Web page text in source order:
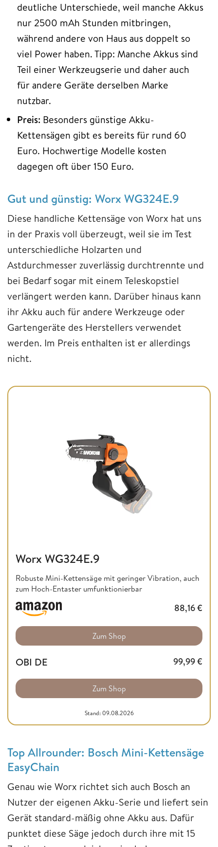
deutliche Unterschiede, weil manche Akkus
nur 2500 mAh Stunden mitbringen,
während andere von Haus aus doppelt so
viel Power haben. Tipp: Manche Akkus sind
Teil einer Werkzeugserie und daher auch
für andere Geräte derselben Marke
nutzbar.
Preis: Besonders günstige Akku-
Kettensägen gibt es bereits für rund 60
Euro. Hochwertige Modelle kosten
dagegen oft über 150 Euro.
Gut und günstig: Worx WG324E.9
Diese handliche Kettensäge von Worx hat uns
in der Praxis voll überzeugt, weil sie im Test
unterschiedliche Holzarten und
Astdurchmesser zuverlässig durchtrennte und
bei Bedarf sogar mit einem Teleskopstiel
verlängert werden kann. Darüber hinaus kann
ihr Akku auch für andere Werkzeuge oder
Gartengeräte des Herstellers verwendet
werden. Im Preis enthalten ist er allerdings
nicht.
Worx WG324E.9
Robuste Mini-Kettensäge mit geringer Vibration, auch
zum Hoch-Entaster umfunktionierbar
88,16€
Zum Shop
OBI DE 99,99€
Zum Shop
Stand: 09.08.2026
Top Allrounder: Bosch Mini-Kettensäge
EasyChain
Genau wie Worx richtet sich auch Bosch an
Nutzer der eigenen Akku-Serie und liefert sein
Gerät standard-mäßig ohne Akku aus. Dafür
punktet diese Säge jedoch durch ihre mit 15